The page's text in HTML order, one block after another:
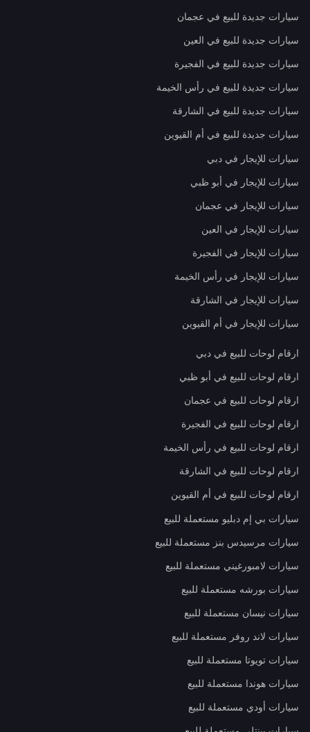
سيارات جديدة للبيع في عجمان
سيارات جديدة للبيع في العين
سيارات جديدة للبيع في الفجيرة
سيارات جديدة للبيع في رأس الخيمة
سيارات جديدة للبيع في الشارقة
سيارات جديدة للبيع في أم القيوين
سيارات للإيجار في دبي
سيارات للإيجار في أبو ظبي
سيارات للإيجار في عجمان
سيارات للإيجار في العين
سيارات للإيجار في الفجيرة
سيارات للإيجار في رأس الخيمة
سيارات للإيجار في الشارقة
سيارات للإيجار في أم القيوين
ارقام لوحات للبيع في دبي
ارقام لوحات للبيع في أبو ظبي
ارقام لوحات للبيع في عجمان
ارقام لوحات للبيع في الفجيرة
ارقام لوحات للبيع في رأس الخيمة
ارقام لوحات للبيع في الشارقة
ارقام لوحات للبيع في أم القيوين
سيارات بي إم دبليو مستعملة للبيع
سيارات مرسيدس بنز مستعملة للبيع
سيارات لامبورغيني مستعملة للبيع
سيارات بورشه مستعملة للبيع
سيارات نيسان مستعملة للبيع
سيارات لاند روفر مستعملة للبيع
سيارات تويوتا مستعملة للبيع
سيارات هوندا مستعملة للبيع
سيارات أودي مستعملة للبيع